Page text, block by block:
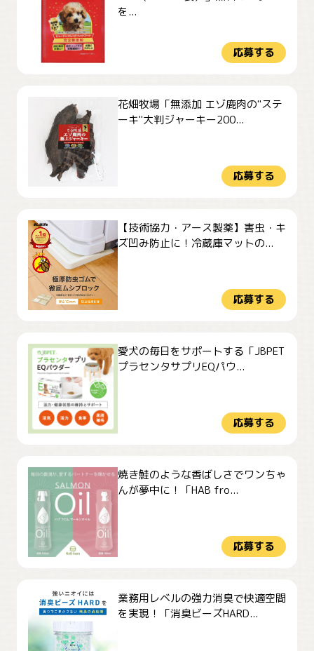
を...
応募する
花畑牧場「無添加 エゾ鹿肉の"ステ
ーキ"大判ジャーキー200...
応募する
【技術協力・アース製薬】害虫・キ
ズ凹み防止に！冷蔵庫マットの...
応募する
愛犬の毎日をサポートする「JBPET
プラセンタサプリEQパウ...
応募する
焼き鮭のような香ばしさでワンちゃ
んが夢中に！「HAB fro...
応募する
業務用レベルの強力消臭で快適空間
を実現！「消臭ビーズHARD...